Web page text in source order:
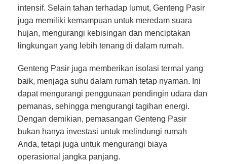
intensif. Selain tahan terhadap lumut, Genteng Pasir
juga memiliki kemampuan untuk meredam suara
hujan, mengurangi kebisingan dan menciptakan
lingkungan yang lebih tenang di dalam rumah.
Genteng Pasir juga memberikan isolasi termal yang
baik, menjaga suhu dalam rumah tetap nyaman. Ini
dapat mengurangi penggunaan pendingin udara dan
pemanas, sehingga mengurangi tagihan energi.
Dengan demikian, pemasangan Genteng Pasir
bukan hanya investasi untuk melindungi rumah
Anda, tetapi juga untuk mengurangi biaya
operasional jangka panjang.